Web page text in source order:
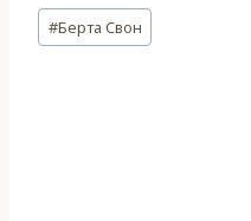
Метки
записи:
#Берта Свон